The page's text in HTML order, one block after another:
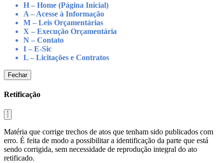
H – Home (Página Inicial)
A – Acesse à Informação
M – Leis Orçamentárias
X – Execução Orçamentária
N – Contato
I – E-Sic
L – Licitações e Contratos
Fechar
Retificação
Matéria que corrige trechos de atos que tenham sido publicados com
erro. É feita de modo a possibilitar a identificação da parte que está
sendo corrigida, sem necessidade de reprodução integral do ato
retificado.